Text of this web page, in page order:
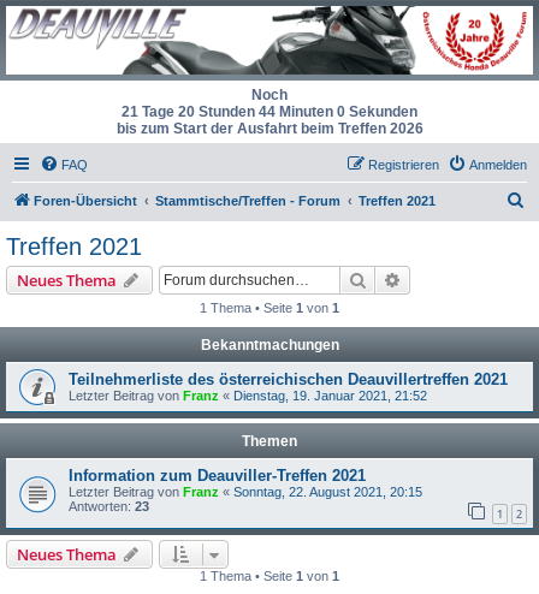
Noch
21 Tage 20 Stunden 44 Minuten 0 Sekunden
bis zum Start der Ausfahrt beim Treffen 2026
FAQ Anmelden
Registrieren
Foren-Übersicht Stammtische/Treffen - Forum Treffen 2021
Treffen 2021
Neues Thema Suche
1 Thema • Seite 1 von 1
Bekanntmachungen
Teilnehmerliste des österreichischen Deauvillertreffen 2021
Letzter Beitrag von Franz « Dienstag, 19. Januar 2021, 21:52
Themen
Information zum Deauviller-Treffen 2021
Letzter Beitrag von Franz « Sonntag, 22. August 2021, 20:15
Antworten: 23 1 2
Neues Thema
1 Thema • Seite 1 von 1